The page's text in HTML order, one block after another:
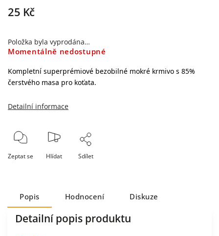
25 Kč
Momentálně nedostupné
Položka byla vyprodána…
Kompletní superprémiové bezobilné mokré krmivo s 85%
čerstvého masa pro koťata.
Detailní informace
Zeptat se Hlídat Sdílet
Popis Hodnocení Diskuze
Detailní popis produktu